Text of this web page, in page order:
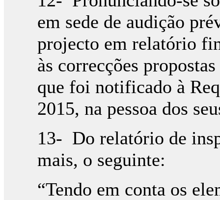
em sede de audição
projecto em relatório
às correcções
que foi notificado à
2015, na pessoa dos
13- Do relatório de
mais, o seguinte:
“Tendo em conta os